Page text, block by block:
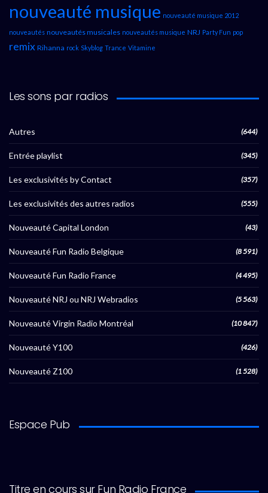
nouveauté musique nouveauté musique 2012
nouveautés nouveautés musicales nouveautés musique NRJ Party Fun pop
remix Rihanna rock Skyblog Trance Vitamine
Les sons par radios
Autres (644)
Entrée playlist (345)
Les exclusivités by Contact (357)
Les exclusivités des autres radios (555)
Nouveauté Capital London (43)
Nouveauté Fun Radio Belgique (8 591)
Nouveauté Fun Radio France (4 495)
Nouveauté NRJ ou NRJ Webradios (5 563)
Nouveauté Virgin Radio Montréal (10 847)
Nouveauté Y100 (426)
Nouveauté Z100 (1 528)
Espace Pub
Titre en cours sur Fun Radio France